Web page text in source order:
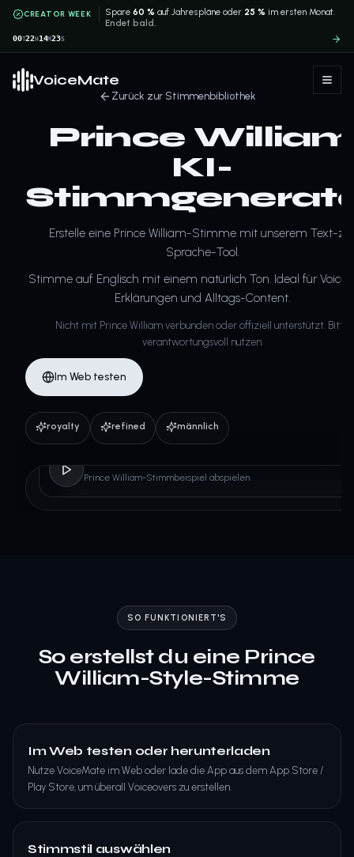
CREATOR WEEK Spare60 % auf Jahrespläne oder 25 % im ersten Monat.
Endet bald.
00T22H 14M22S
VoiceMate
Zurück zur Stimmenbibliothek
Prince
KI-
Erstelle eine Prince William-Stimme mit unserem Text-
Sprache-Tool.
Stimme auf Englisch mit einem natürlich Ton. Ideal für
Erklärungen und Alltags-Content.
Nicht mit Prince William verbunden oder offiziell unterstützt. Bitte
verantwortungsvoll nutzen.
Im Web testen
royalty refined männlich
Prince William-Stimmbeispiel abspielen
SO FUNKTIONIERT'S
So erstellst du eine Prince
William-Style-Stimme
Im Web testen oder herunterladen
Nutze VoiceMate im Web oder lade die App aus dem App Store /
Play Store, um überall Voiceovers zu erstellen.
Stimmstil auswählen